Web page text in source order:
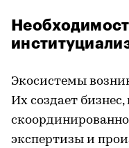
Экосистемы
Их создает
экспертизы и